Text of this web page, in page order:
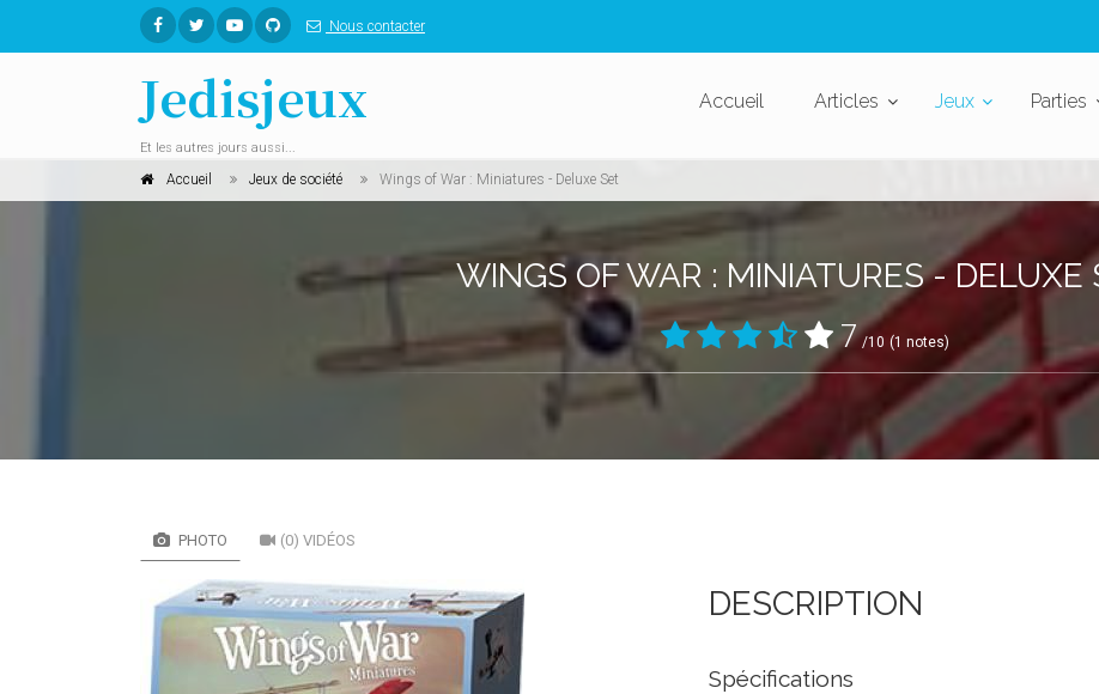
Nous contacter
Jedisjeux
Et les autres jours aussi...
Accueil Articles Jeux Parties
Accueil Jeux de société Wings of War : Miniatures - Deluxe Set
WINGS OF WAR : MINIATURES - DELUXE
7 /10 (1 notes)
PHOTO (0) VIDÉOS
DESCRIPTION
Spécifications